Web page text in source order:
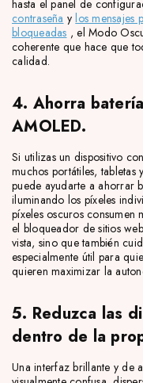
hasta el panel de
contraseña ylos mensajes
bloqueadas , el Modo
coherente que hace que
calidad.
4. Ahorra
AMOLED.
Si utilizas un dispositivo
muchos portátiles,
puede ayudarte a ahorrar
iluminando los píxeles
píxeles oscuros consumen
el bloqueador de sitios
vista, sino que también
especialmente útil para
quieren maximizar la
5. Reduzca las
dentro de la
Una interfaz brillante y de